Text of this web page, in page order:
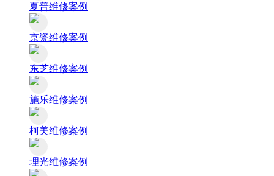
夏普维修案例
京瓷维修案例
东芝维修案例
施乐维修案例
柯美维修案例
理光维修案例